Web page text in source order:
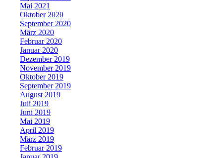
Mai 2021
Oktober 2020
September 2020
März 2020
Februar 2020
Januar 2020
Dezember 2019
November 2019
Oktober 2019
September 2019
August 2019
Juli 2019
Juni 2019
Mai 2019
April 2019
März 2019
Februar 2019